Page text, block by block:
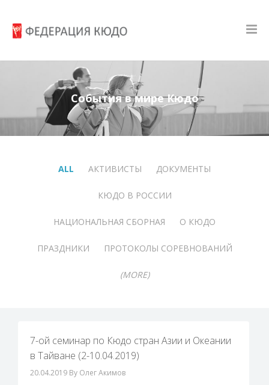
События в мире Кюдо
ALL АКТИВИСТЫ ДОКУМЕНТЫ
КЮДО В РОССИИ
НАЦИОНАЛЬНАЯ СБОРНАЯ О КЮДО
ПРАЗДНИКИ ПРОТОКОЛЫ СОРЕВНОВАНИЙ
(MORE)
7-ой семинар по Кюдо стран Азии и Океании
в Тайване (2-10.04.2019)
20.04.2019 By Олег Акимов